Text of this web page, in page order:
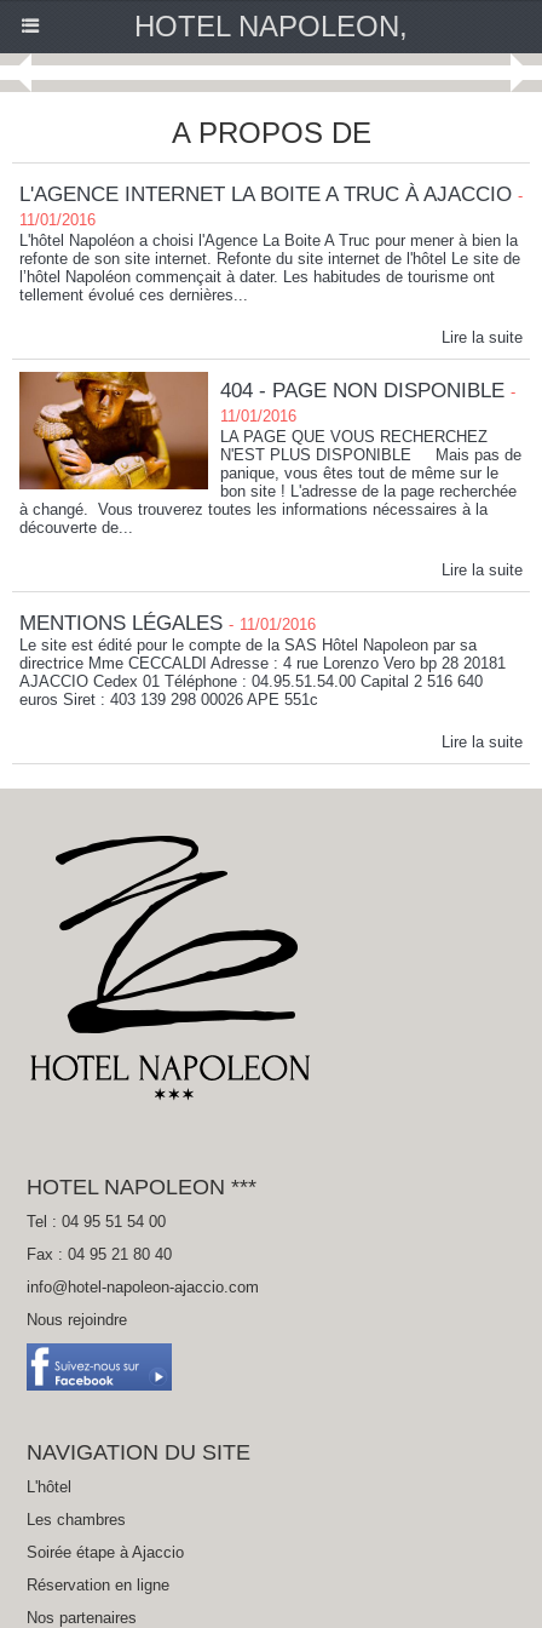
HOTEL NAPOLEON,
A PROPOS DE
L'AGENCE INTERNET LA BOITE A TRUC À AJACCIO -
11/01/2016
L'hôtel Napoléon a choisi l'Agence La Boite A Truc pour mener à bien la
refonte de son site internet. Refonte du site internet de l'hôtel Le site de
l’hôtel Napoléon commençait à dater. Les habitudes de tourisme ont
tellement évolué ces dernières...
Lire la suite
404 - PAGE NON DISPONIBLE -
11/01/2016
LA PAGE QUE VOUS RECHERCHEZ
N'EST PLUS DISPONIBLE Mais pas de
panique, vous êtes tout de même sur le
bon site ! L'adresse de la page recherchée
à changé. Vous trouverez toutes les informations nécessaires à la
découverte de...
Lire la suite
MENTIONS LÉGALES - 11/01/2016
Le site est édité pour le compte de la SAS Hôtel Napoleon par sa
directrice Mme CECCALDI Adresse : 4 rue Lorenzo Vero bp 28 20181
AJACCIO Cedex 01 Téléphone : 04.95.51.54.00 Capital 2 516 640
euros Siret : 403 139 298 00026 APE 551c
Lire la suite
HOTEL NAPOLEON ***
Tel : 04 95 51 54 00
Fax : 04 95 21 80 40
info@hotel-napoleon-ajaccio.com
Nous rejoindre
NAVIGATION DU SITE
L'hôtel
Les chambres
Soirée étape à Ajaccio
Réservation en ligne
Nos partenaires